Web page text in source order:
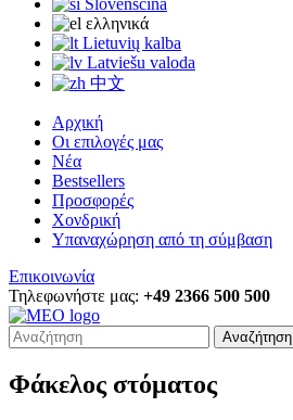
Slovenščina
ελληνικά
Lietuvių kalba
Latviešu valoda
中文
Αρχική
Οι επιλογές μας
Νέα
Bestsellers
Προσφορές
Χονδρική
Υπαναχώρηση από τη σύμβαση
Επικοινωνία
Τηλεφωνήστε μας: +49 2366 500 500
Αναζήτηση
Φάκελος στόματος